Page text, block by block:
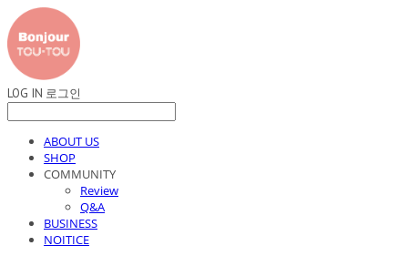
LOG IN 로그인
ABOUT US
SHOP
COMMUNITY
Review
Q&A
BUSINESS
NOITICE